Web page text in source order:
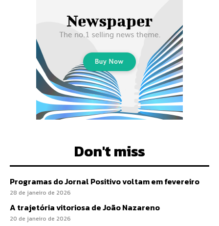
Don't miss
Programas do Jornal Positivo voltam em fevereiro
28 de janeiro de 2026
A trajetória vitoriosa de João Nazareno
20 de janeiro de 2026